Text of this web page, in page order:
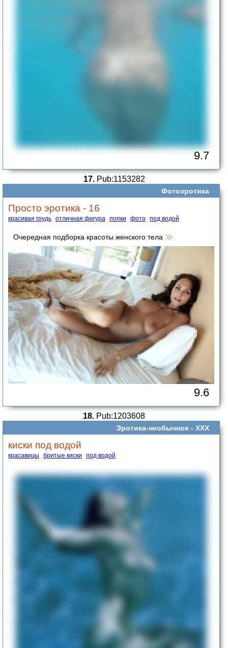
9.7
17.Pub:1153282
Фотоэротика
Просто эротика - 16
красивая грудь отличная фигура попки фото под водой
Очередная подборка красоты женского тела
9.6
18. Pub:1203608
Эротика-необычное - XXX
киски под водой
красавицы бритые киски под водой